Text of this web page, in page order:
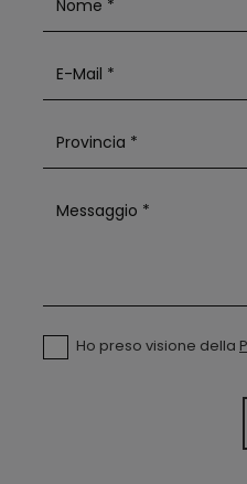
Ho preso visione della